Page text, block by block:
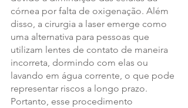
córnea por falta de oxigenação. Além
disso, a cirurgia a laser emerge como
uma alternativa para pessoas que
utilizam lentes de contato de maneira
incorreta, dormindo com elas ou
lavando em água corrente, o que pode
representar riscos a longo prazo.
Portanto, esse procedimento